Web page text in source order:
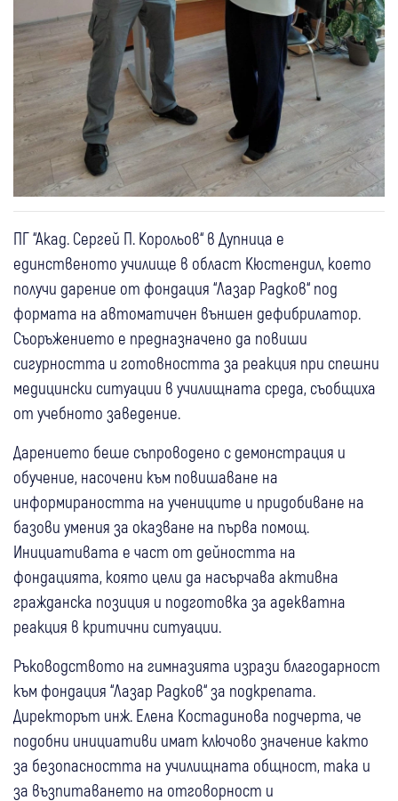
ПГ “Акад. Сергей П. Корольов“ в Дупница е
единственото училище в област Кюстендил, което
получи дарение от фондация “Лазар Радков“ под
формата на автоматичен външен дефибрилатор.
Съоръжението е предназначено да повиши
сигурността и готовността за реакция при спешни
медицински ситуации в училищната среда, съобщиха
от учебното заведение.
Дарението беше съпроводено с демонстрация и
обучение, насочени към повишаване на
информираността на учениците и придобиване на
базови умения за оказване на първа помощ.
Инициативата е част от дейността на
фондацията, която цели да насърчава активна
гражданска позиция и подготовка за адекватна
реакция в критични ситуации.
Ръководството на гимназията изрази благодарност
към фондация “Лазар Радков“ за подкрепата.
Директорът инж. Елена Костадинова подчерта, че
подобни инициативи имат ключово значение както
за безопасността на училищната общност, така и
за възпитаването на отговорност и